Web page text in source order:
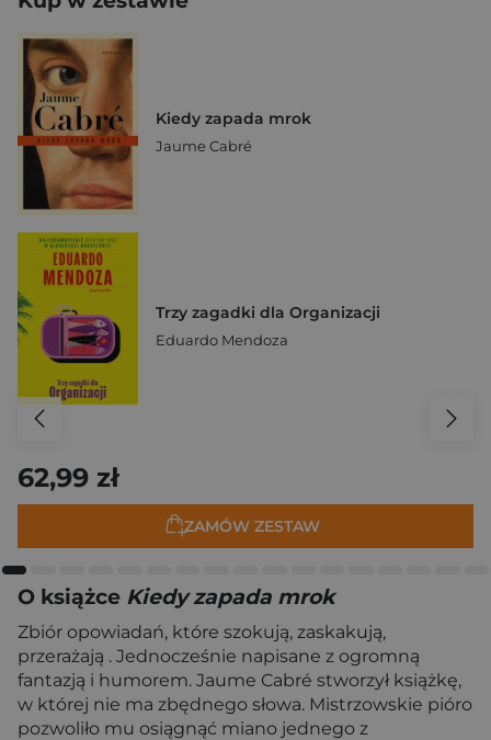
Kiedy zapada mrok
Jaume Cabré
Trzy zagadki dla Organizacji
Eduardo Mendoza
62,99 zł
ZAMÓW ZESTAW
O książce Kiedy zapada mrok
Zbiór opowiadań, które szokują, zaskakują,
przerażają . Jednocześnie napisane z ogromną
fantazją i humorem. Jaume Cabré stworzył książkę,
w której nie ma zbędnego słowa. Mistrzowskie pióro
pozwoliło mu osiągnąć miano jednego z